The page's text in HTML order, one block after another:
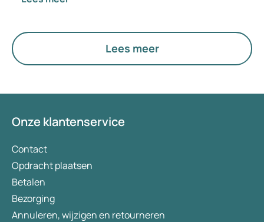
intenties hebt om te stoppen of nog aarzelt over
de impact van alcohol op je gezondheid, biedt
deze gids waardevolle inzichten en deskundige
Lees meer
Onze klantenservice
Contact
Opdracht plaatsen
Betalen
Bezorging
Annuleren, wijzigen en retourneren